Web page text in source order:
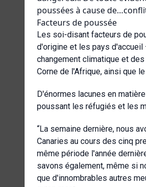
poussées à cause
Facteurs de poussée
Les soi-disant facteurs de
d'origine et les pays d'accueil
changement climatique et
Corne de l'Afrique, ainsi que
D'énormes lacunes en
poussant les réfugiés et les
“La semaine dernière, nous
Canaries au cours des cinq
même période l'année
savons également, même si
que d'innombrables autres